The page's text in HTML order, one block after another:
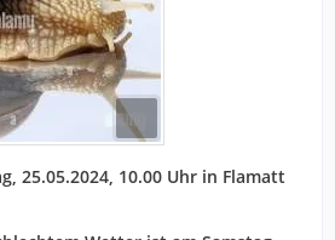
25.05.2024, 10.00 Uhr in Flamatt